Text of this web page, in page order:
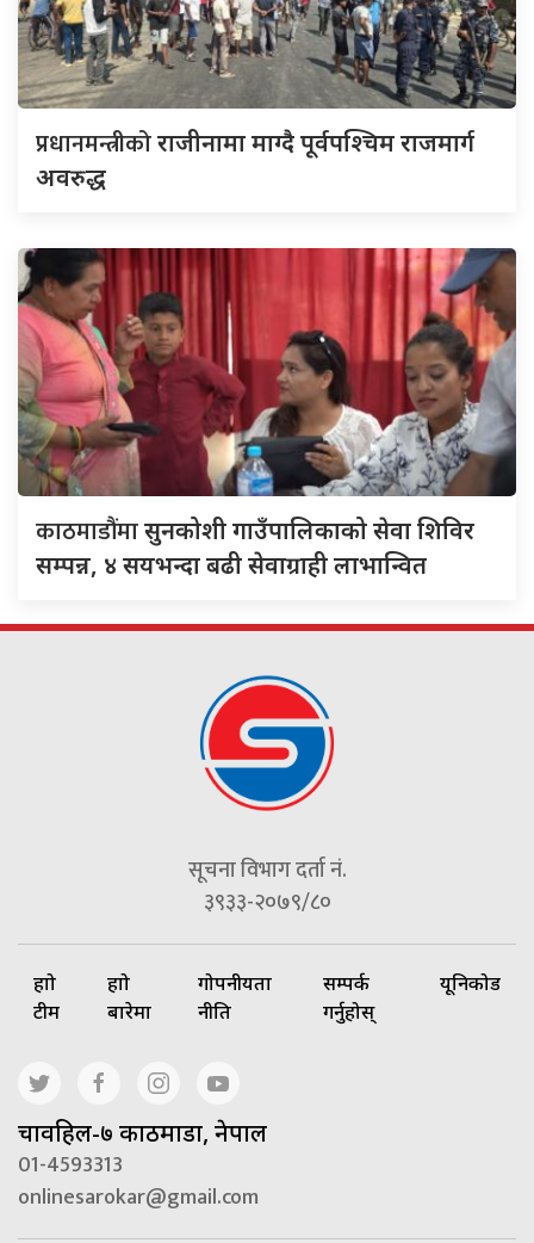
प्रधानमन्त्रीकोराजीनामा माग्दै पूर्वपश्चिम राजमार्ग
अवरुद्ध
काठमाडौंमासुनकोशी गाउँपालिकाको सेवा शिविर
सम्पन्न, ४ सयभन्दा बढी सेवाग्राही लाभान्वित
सूचना विभाग दर्ता नं.
३९३३-२०७९/८०
हाम्रो
टीम
हाम्रो
बारेमा
गोपनीयता
नीति
सम्पर्क
गर्नुहोस्
यूनिकोड
चावहिल-७ काठमाडौं, नेपाल
01-4593313
onlinesarokar@gmail.com